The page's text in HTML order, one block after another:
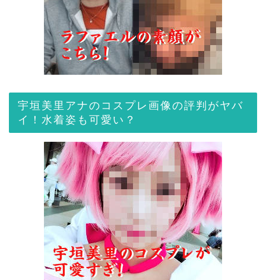
宇垣美里アナのコスプレ画像の評判がヤバ
イ！水着姿も可愛い？